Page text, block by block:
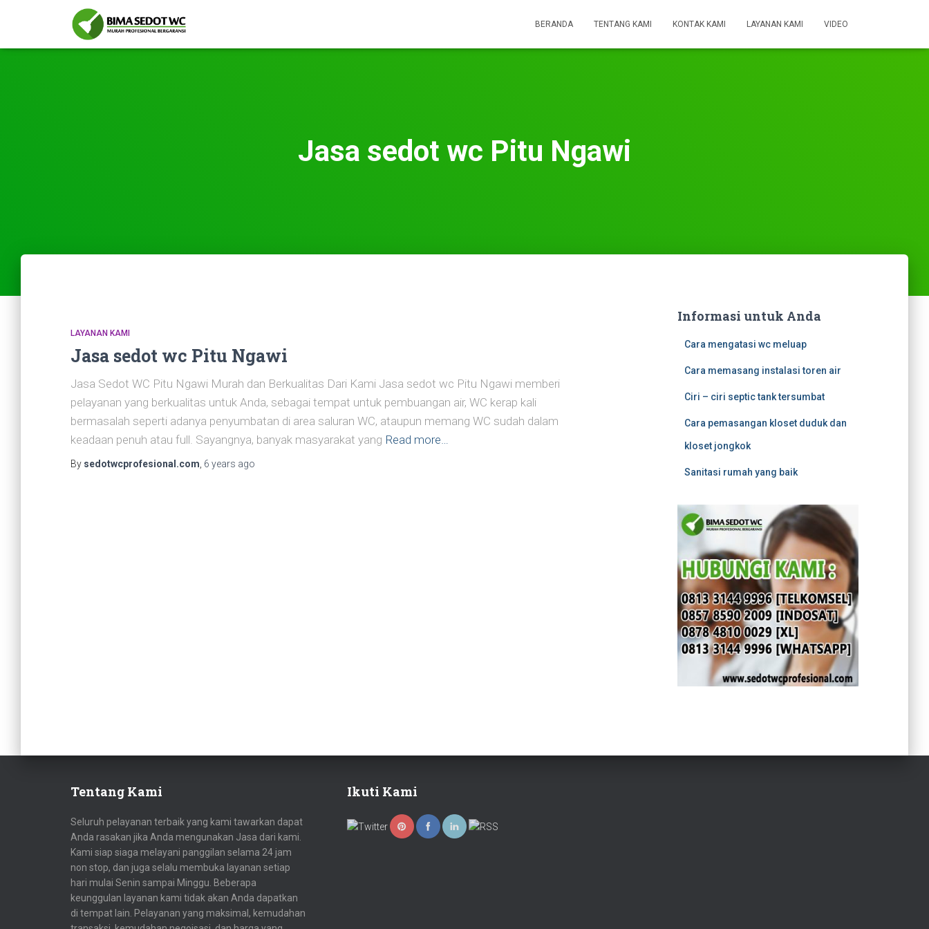
BERANDA TENTANG KAMI KONTAK KAMI LAYANAN KAMI VIDEO
Jasa sedot wc Pitu Ngawi
LAYANAN KAMI
Jasa sedot wc Pitu Ngawi
Jasa Sedot WC Pitu Ngawi Murah dan Berkualitas Dari Kami Jasa sedot wc Pitu Ngawi memberi
pelayanan yang berkualitas untuk Anda, sebagai tempat untuk pembuangan air, WC kerap kali
bermasalah seperti adanya penyumbatan di area saluran WC, ataupun memang WC sudah dalam
keadaan penuh atau full. Sayangnya, banyak masyarakat yang Read more…
By sedotwcprofesional.com 6 years ago
Informasi untuk Anda
Cara mengatasi wc meluap
Cara memasang instalasi toren air
Ciri – ciri septic tank tersumbat
Cara pemasangan kloset duduk dan
kloset jongkok
Sanitasi rumah yang baik
Tentang Kami
Seluruh pelayanan terbaik yang kami tawarkan dapat
Anda rasakan jika Anda mengunakan Jasa dari kami.
Kami siap siaga melayani panggilan selama 24 jam
non stop, dan juga selalu membuka layanan setiap
hari mulai Senin sampai Minggu. Beberapa
keunggulan layanan kami tidak akan Anda dapatkan
di tempat lain. Pelayanan yang maksimal, kemudahan
Ikuti Kami